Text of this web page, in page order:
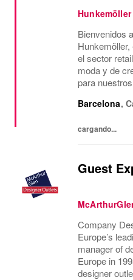
Hunkemöller
Bienvenidos
el sector
moda y de
para
inspirador en
Barcelona,
cargando...
Guest
Company
Europe’s
manager of
Europe in
designer